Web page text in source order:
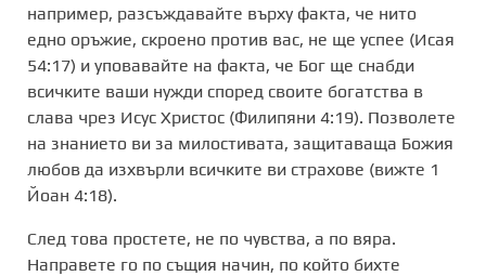
например, разсъждавайте върху факта, че нито
едно оръжие, скроено против вас, не ще успее (Исая
54:17) и уповавайте на факта, че Бог ще снабди
всичките ваши нужди според своите богатства в
слава чрез Исус Христос (Филипяни 4:19). Позволете
на знанието ви за милостивата, защитаваща Божия
любов да изхвърли всичките ви страхове (вижте 1
Йоан 4:18).
След това простете, не по чувства, а по вяра.
Направете го по същия начин, по който бихте